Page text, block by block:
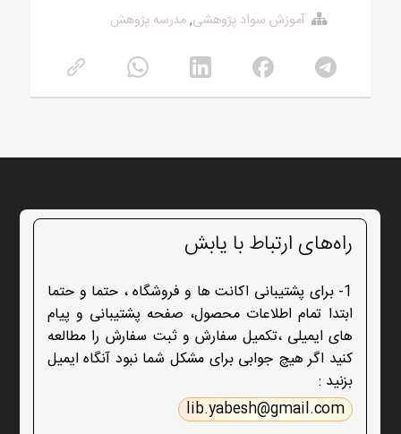
آموزش سواد پژوهشی,مدرسه پژوهش
راه‌های ارتباط با یابش
1- برای پشتیبانی اکانت ها و فروشگاه ، حتما و حتما
ابتدا تمام اطلاعات محصول، صفحه پشتیبانی و پیام
های ایمیلی ،تکمیل سفارش و ثبت سفارش را مطالعه
کنید اگر هیچ جوابی برای مشکل شما نبود آنگاه ایمیل
بزنید :
lib.yabesh@gmail.com